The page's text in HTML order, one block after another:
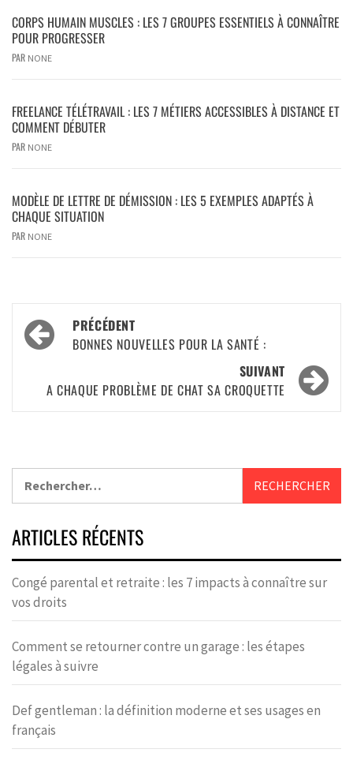
CORPS HUMAIN MUSCLES : LES 7 GROUPES ESSENTIELS À CONNAÎTRE
POUR PROGRESSER
PAR NONE
FREELANCE TÉLÉTRAVAIL : LES 7 MÉTIERS ACCESSIBLES À DISTANCE ET
COMMENT DÉBUTER
PAR NONE
MODÈLE DE LETTRE DE DÉMISSION : LES 5 EXEMPLES ADAPTÉS À
CHAQUE SITUATION
PAR NONE
PRÉCÉDENT
BONNES NOUVELLES POUR LA SANTÉ :
SUIVANT
A CHAQUE PROBLÈME DE CHAT SA CROQUETTE
ARTICLES RÉCENTS
Congé parental et retraite : les 7 impacts à connaître sur
vos droits
Comment se retourner contre un garage : les étapes
légales à suivre
Def gentleman : la définition moderne et ses usages en
français